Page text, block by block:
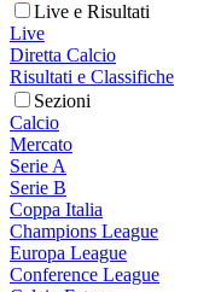
Live e Risultati
Live
Diretta Calcio
Risultati e Classifiche
Sezioni
Calcio
Mercato
Serie A
Serie B
Coppa Italia
Champions League
Europa League
Conference League